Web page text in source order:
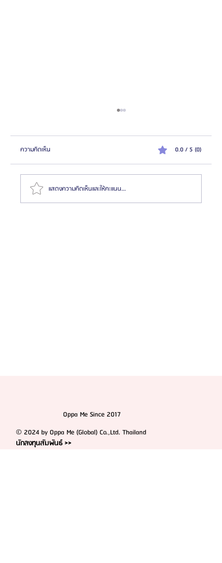
ความคิดเห็น 0.0 / 5 (0)
แสดงความคิดเห็นและให้คะแนน...
Oppa Me Since 2017
© 2024 by Oppa Me (Global) Co.,Ltd. Thailand
นักลงทุนสัมพันธ์ >>